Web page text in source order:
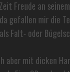
Freude an
gefallen mir die
Falt- oder
aber mit dicken